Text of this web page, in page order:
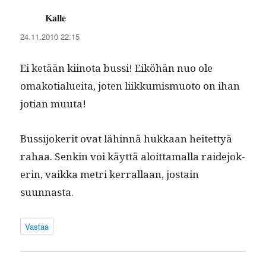
Kalle
24.11.2010 22:15
Ei ketään kiino­ta bus­si! Eiköhän nuo ole
omako­tialuei­ta, joten liikku­mis­muo­to on ihan
jot­ian muuta!
Bus­si­joker­it ovat lähin­nä hukkaan heit­et­tyä
rahaa. Senkin voi käyt­tä aloit­ta­mal­la raide­jok­
erin, vaik­ka metri ker­ral­laan, jostain
suunnasta.
Vastaa